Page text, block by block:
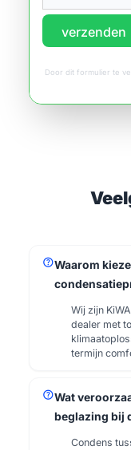
verzenden
Door dit formulier te
helpWaarom
Wij zijn
dealer met
termijn
helpWat
beglazing bij
Condens